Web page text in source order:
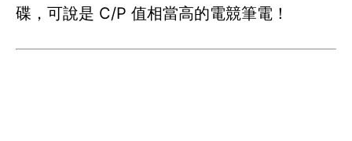
碟，可說是 C/P 值相當高的電競筆電！